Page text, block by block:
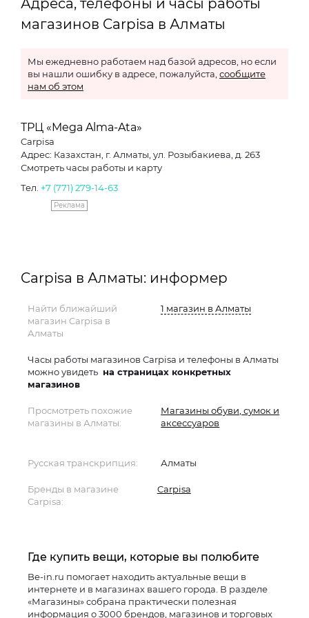
Адреса, телефоны и часы работы
магазинов Carpisa в Алматы
Мы ежедневно работаем над базой адресов, но если
вы нашли ошибку в адресе, пожалуйста, сообщите
нам об этом
ТРЦ «Mega Alma-Ata»
Carpisa
Адрес: Казахстан, г. Алматы, ул. Розыбакиева, д. 263
Смотреть часы работы и карту
Тел. +7 (771) 279-14-63
Реклама
Carpisa в Алматы: информер
Найти ближайший
магазин Carpisa в
Алматы
1 магазин в Алматы
Часы работы магазинов Carpisa и телефоны в Алматы
можно увидеть на страницах конкретных
магазинов
Просмотреть похожие
магазины в Алматы:
Магазины обуви, сумок и
аксессуаров
Русская транскрипция: Алматы
Бренды в магазине
Carpisa:
Carpisa
Где купить вещи, которые вы полюбите
Be-in.ru помогает находить актуальные вещи в
интернете и в магазинах вашего города. В разделе
«Магазины» собрана практически полезная
информация о 3000 брендов, магазинов и торговых